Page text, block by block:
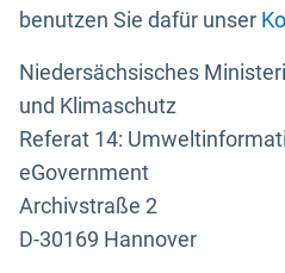
benutzen Sie dafür unser
Niedersächsisches
und Klimaschutz
Referat 14:
eGovernment
Archivstraße 2
D-30169 Hannover